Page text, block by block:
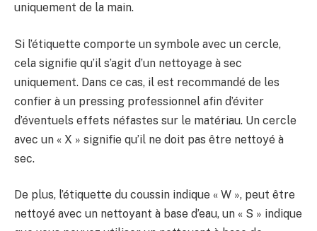
uniquement de la main.
Si l’étiquette comporte un symbole avec un cercle,
cela signifie qu’il s’agit d’un nettoyage à sec
uniquement. Dans ce cas, il est recommandé de les
confier à un pressing professionnel afin d’éviter
d’éventuels effets néfastes sur le matériau. Un cercle
avec un « X » signifie qu’il ne doit pas être nettoyé à
sec.
De plus, l’étiquette du coussin indique « W », peut être
nettoyé avec un nettoyant à base d’eau, un « S » indique